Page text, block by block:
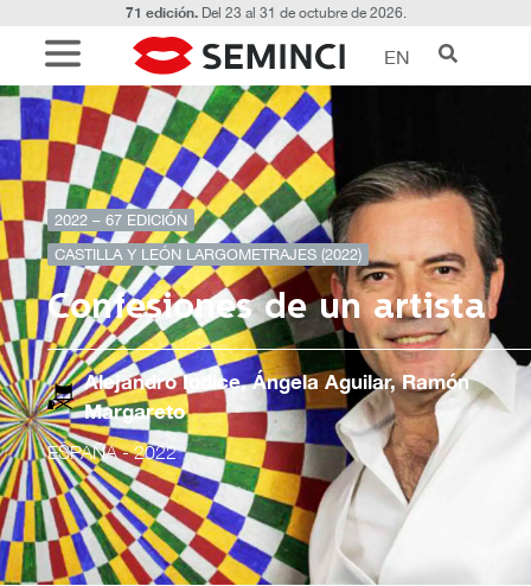
71 edición.Del 23 al 31 de octubre de 2026.
EN
2022 – 67 EDICIÓN
CASTILLA Y LEÓN LARGOMETRAJES (2022)
Confesiones de un artista
Alejandro Iodice, Ángela Aguilar, Ramón
Margareto
ESPAÑA- 2022